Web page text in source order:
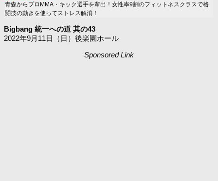
青森からプロMMA・キック選手を輩出！女性率9割のフィットネスクラスで格
闘技の動きを使ってストレス解消！
Bigbang 統一への道 其の43
2022年9月11日（日）後楽園ホール
Sponsored Link